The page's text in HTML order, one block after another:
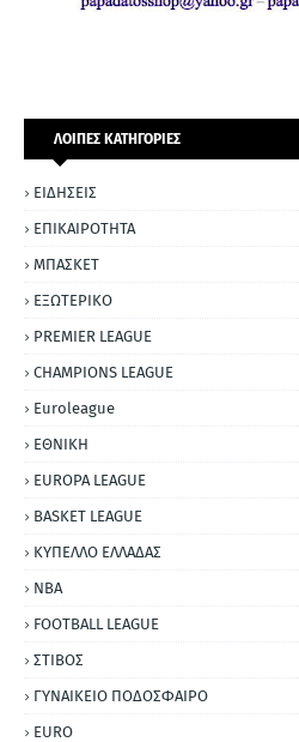
ΛΟΙΠΕΣ ΚΑΤΗΓΟΡΙΕΣ
ΕΙΔΗΣΕΙΣ
ΕΠΙΚΑΙΡΟΤΗΤΑ
ΜΠΑΣΚΕΤ
ΕΞΩΤΕΡΙΚΟ
PREMIER LEAGUE
CHAMPIONS LEAGUE
Euroleague
ΕΘΝΙΚΗ
EUROPA LEAGUE
BASKET LEAGUE
ΚΥΠΕΛΛΟ ΕΛΛΑΔΑΣ
NBA
FOOTBALL LEAGUE
ΣΤΙΒΟΣ
ΓΥΝΑΙΚΕΙΟ ΠΟΔΟΣΦΑΙΡΟ
EURO